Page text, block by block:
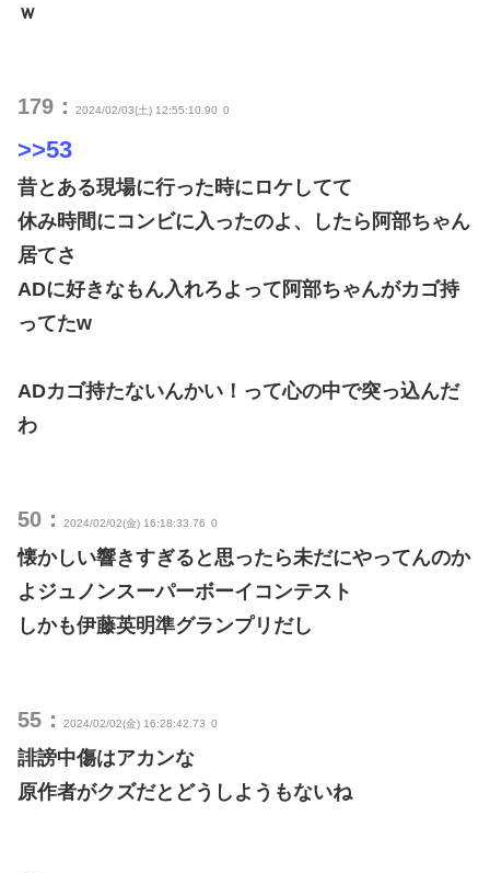
ｗ
179： 2024/02/03(土) 12:55:10.90 0
>>53
昔とある現場に行った時にロケしてて
休み時間にコンビに入ったのよ、したら阿部ちゃん
居てさ
ADに好きなもん入れろよって阿部ちゃんがカゴ持
ってたw
ADカゴ持たないんかい！って心の中で突っ込んだ
わ
50： 2024/02/02(金) 16:18:33.76 0
懐かしい響きすぎると思ったら未だにやってんのか
よジュノンスーパーボーイコンテスト
しかも伊藤英明準グランプリだし
55： 2024/02/02(金) 16:28:42.73 0
誹謗中傷はアカンな
原作者がクズだとどうしようもないね